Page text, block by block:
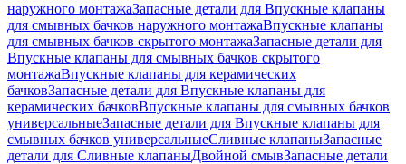
наружного монтажаЗапасные детали для Впускные клапаны
для смывных бачков наружного монтажаВпускные клапаны
для смывных бачков скрытого монтажаЗапасные детали для
Впускные клапаны для смывных бачков скрытого
монтажаВпускные клапаны для керамических
бачковЗапасные детали для Впускные клапаны для
керамических бачковВпускные клапаны для смывных бачков
универсальныеЗапасные детали для Впускные клапаны для
смывных бачков универсальныеСливные клапаныЗапасные
детали для Сливные клапаныДвойной смывЗапасные детали